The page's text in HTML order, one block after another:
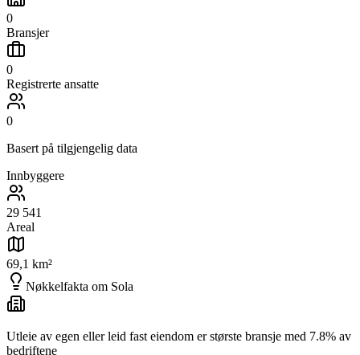
0
Bransjer
0
Registrerte ansatte
0
Basert på tilgjengelig data
Innbyggere
29 541
Areal
69,1 km²
Nøkkelfakta om Sola
Utleie av egen eller leid fast eiendom er største bransje med 7.8% av
bedriftene